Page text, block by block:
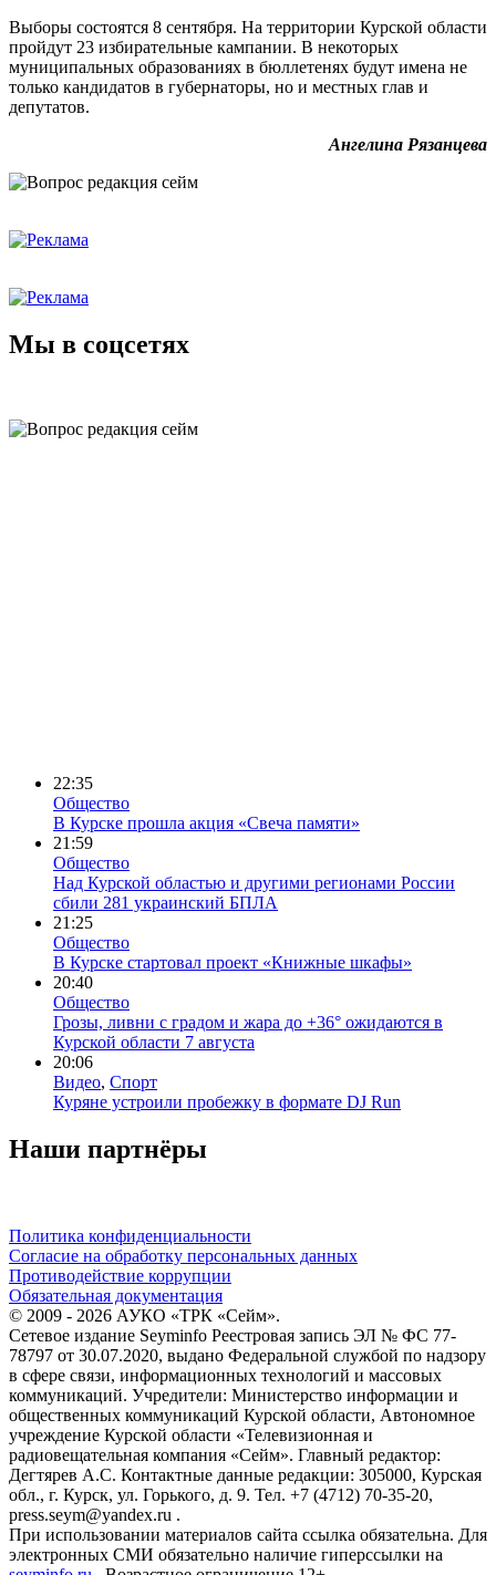
Выборы состоятся 8 сентября. На территории Курской области
пройдут 23 избирательные кампании. В некоторых
муниципальных образованиях в бюллетенях будут имена не
только кандидатов в губернаторы, но и местных глав и
депутатов.
Ангелина Рязанцева
Мы в соцсетях
22:35
Общество
В Курске прошла акция «Свеча памяти»
21:59
Общество
Над Курской областью и другими регионами России
сбили 281 украинский БПЛА
21:25
Общество
В Курске стартовал проект «Книжные шкафы»
20:40
Общество
Грозы, ливни с градом и жара до +36° ожидаются в
Курской области 7 августа
20:06
Видео, Спорт
Куряне устроили пробежку в формате DJ Run
Наши партнёры
Политика конфиденциальности
Согласие на обработку персональных данных
Противодействие коррупции
Обязательная документация
© 2009 - 2026 АУКО «ТРК «Сейм».
Сетевое издание Seyminfo Реестровая запись ЭЛ № ФС 77-
78797 от 30.07.2020, выдано Федеральной службой по надзору
в сфере связи, информационных технологий и массовых
коммуникаций. Учредители: Министерство информации и
общественных коммуникаций Курской области, Автономное
учреждение Курской области «Телевизионная и
радиовещательная компания «Сейм». Главный редактор:
Дегтярев А.С. Контактные данные редакции: 305000, Курская
обл., г. Курск, ул. Горького, д. 9. Тел. +7 (4712) 70-35-20,
press.seym@yandex.ru .
При использовании материалов сайта ссылка обязательна. Для
электронных СМИ обязательно наличие гиперссылки на